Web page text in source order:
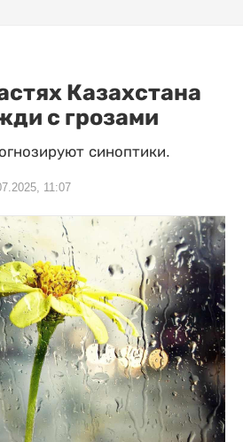
Казахстана
с грозами
синоптики.
11:07